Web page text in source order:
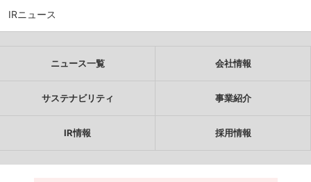
IRニュース
ニュース一覧 会社情報
サステナビリティ 事業紹介
IR情報 採用情報